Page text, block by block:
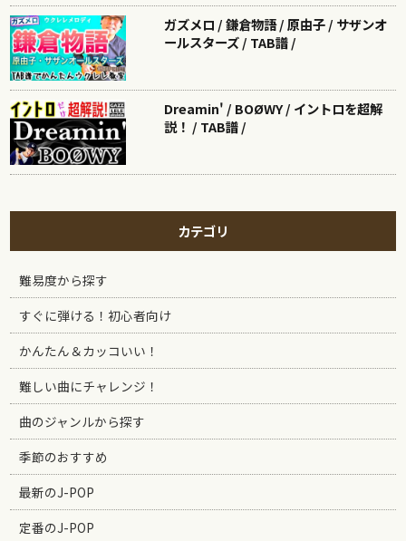
ガズメロ / 鎌倉物語 / 原由子 / サザンオ
ールスターズ / TAB譜 /
Dreamin' / BOØWY / イントロを超解
説！ / TAB譜 /
カテゴリ
難易度から探す
すぐに弾ける！初心者向け
かんたん＆カッコいい！
難しい曲にチャレンジ！
曲のジャンルから探す
季節のおすすめ
最新のJ-POP
定番のJ-POP